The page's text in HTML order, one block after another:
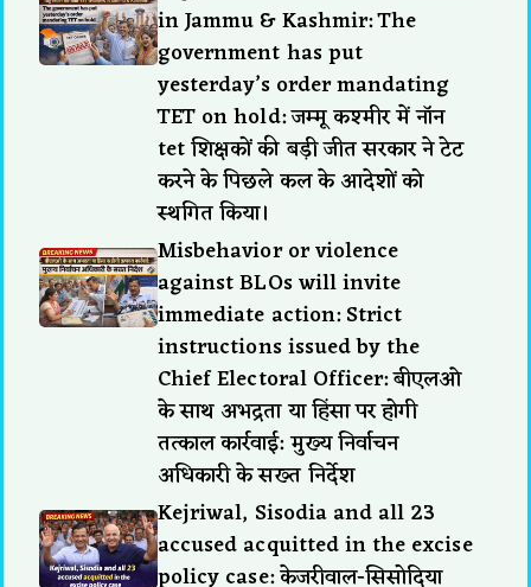
in Jammu & Kashmir: The
government has put
yesterday’s order mandating
TET on hold: जम्मू कश्मीर में नॉन
tet शिक्षकों की बड़ी जीत सरकार ने टेट
करने के पिछले कल के आदेशों को
स्थगित किया।
Misbehavior or violence
against BLOs will invite
immediate action: Strict
instructions issued by the
Chief Electoral Officer: बीएलओ
के साथ अभद्रता या हिंसा पर होगी
तत्काल कार्रवाई: मुख्य निर्वाचन
अधिकारी के सख्त निर्देश
Kejriwal, Sisodia and all 23
accused acquitted in the excise
policy case: केजरीवाल-सिसोदिया